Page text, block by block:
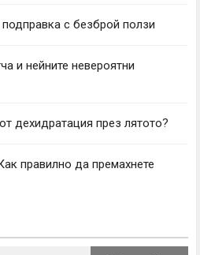
с безброй ползи
и нейните невероятни
дехидратация през лятото?
правилно да премахнете